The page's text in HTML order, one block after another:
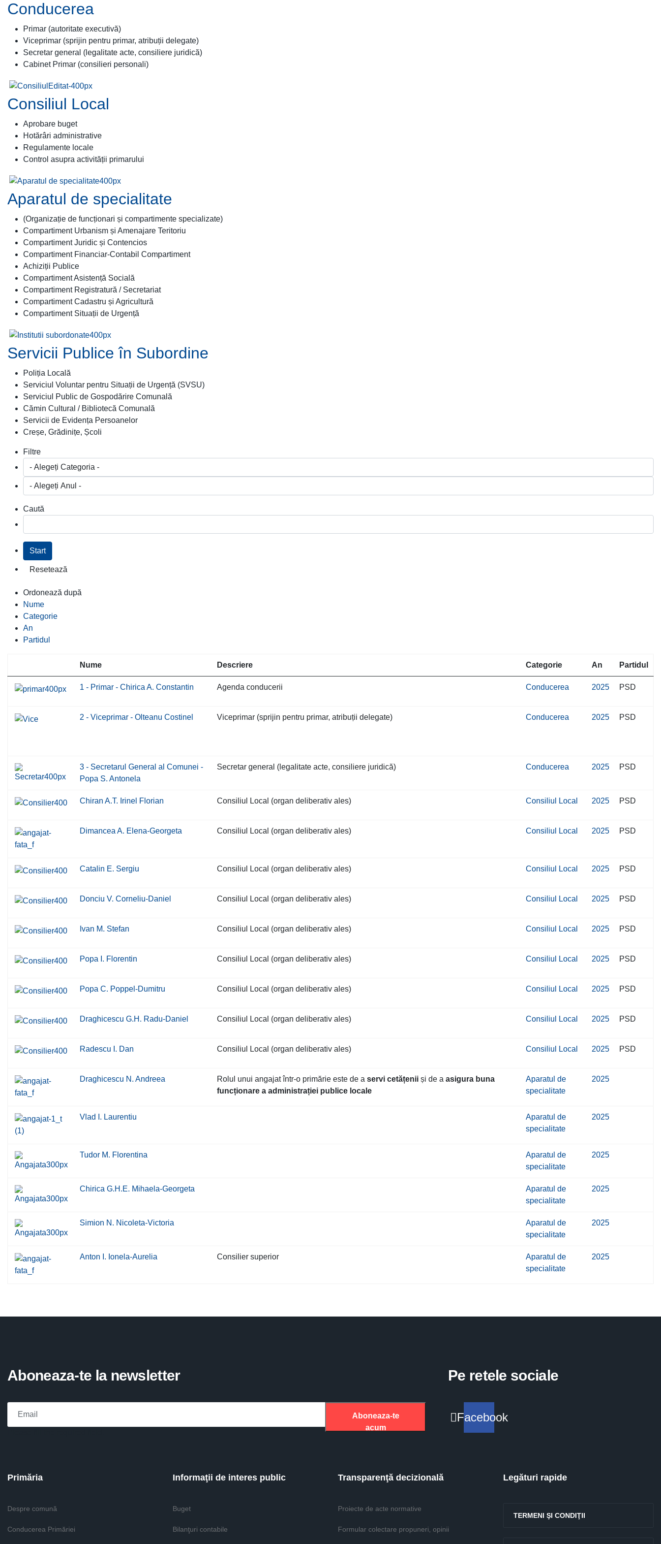
Conducerea
Primar (autoritate executivă)
Viceprimar (sprijin pentru primar, atribuții delegate)
Secretar general (legalitate acte, consiliere juridică)
Cabinet Primar (consilieri personali)
Consiliul Local
Aprobare buget
Hotărâri administrative
Regulamente locale
Control asupra activității primarului
Aparatul de specialitate
(Organizație de funcționari și compartimente specializate)
Compartiment Urbanism și Amenajare Teritoriu
Compartiment Juridic și Contencios
Compartiment Financiar-Contabil Compartiment
Achiziții Publice
Compartiment Asistență Socială
Compartiment Registratură / Secretariat
Compartiment Cadastru și Agricultură
Compartiment Situații de Urgență
Servicii Publice în Subordine
Poliția Locală
Serviciul Voluntar pentru Situații de Urgență (SVSU)
Serviciul Public de Gospodărire Comunală
Cămin Cultural / Bibliotecă Comunală
Servicii de Evidența Persoanelor
Creșe, Grădinițe, Școli
Filtre
Caută
Ordonează după
Nume
Categorie
An
Partidul
Nume Descriere Categorie An Partidul
1 - Primar - Chirica A. Constantin Agenda conducerii Conducerea 2025 PSD
2 - Viceprimar - Olteanu Costinel Viceprimar (sprijin pentru primar, atribuții delegate) Conducerea 2025 PSD
3 - Secretarul General al Comunei -
Popa S. Antonela
Secretar general (legalitate acte, consiliere juridică) Conducerea 2025 PSD
Chiran A.T. Irinel Florian Consiliul Local (organ deliberativ ales) Consiliul Local 2025 PSD
Dimancea A. Elena-Georgeta Consiliul Local (organ deliberativ ales) Consiliul Local 2025 PSD
Catalin E. Sergiu Consiliul Local (organ deliberativ ales) Consiliul Local 2025 PSD
Donciu V. Corneliu-Daniel Consiliul Local (organ deliberativ ales) Consiliul Local 2025 PSD
Ivan M. Stefan Consiliul Local (organ deliberativ ales) Consiliul Local 2025 PSD
Popa I. Florentin Consiliul Local (organ deliberativ ales) Consiliul Local 2025 PSD
Popa C. Poppel-Dumitru Consiliul Local (organ deliberativ ales) Consiliul Local 2025 PSD
Draghicescu G.H. Radu-Daniel Consiliul Local (organ deliberativ ales) Consiliul Local 2025 PSD
Radescu I. Dan Consiliul Local (organ deliberativ ales) Consiliul Local 2025 PSD
Draghicescu N. Andreea Rolul unui angajat într-o primărie este de a servi cetățenii și de a asigura buna
funcționare a administrației publice locale
Aparatul de
specialitate
2025
Vlad I. Laurentiu
Aparatul de
specialitate
2025
Tudor M. Florentina
Aparatul de
specialitate
2025
Chirica G.H.E. Mihaela-Georgeta
Aparatul de
specialitate
2025
Simion N. Nicoleta-Victoria
Aparatul de
specialitate
2025
Anton I. Ionela-Aurelia Consilier superior
Aparatul de
specialitate
2025
Aboneaza-te la newsletter
Aboneaza-te
acum
Pe retele sociale
Facebook
Primăria
Despre comună
Conducerea Primăriei
Informaţii de interes public
Buget
Bilanţuri contabile
Transparenţă decizională
Proiecte de acte normative
Formular colectare propuneri, opinii
Legături rapide
TERMENI ŞI CONDIŢII